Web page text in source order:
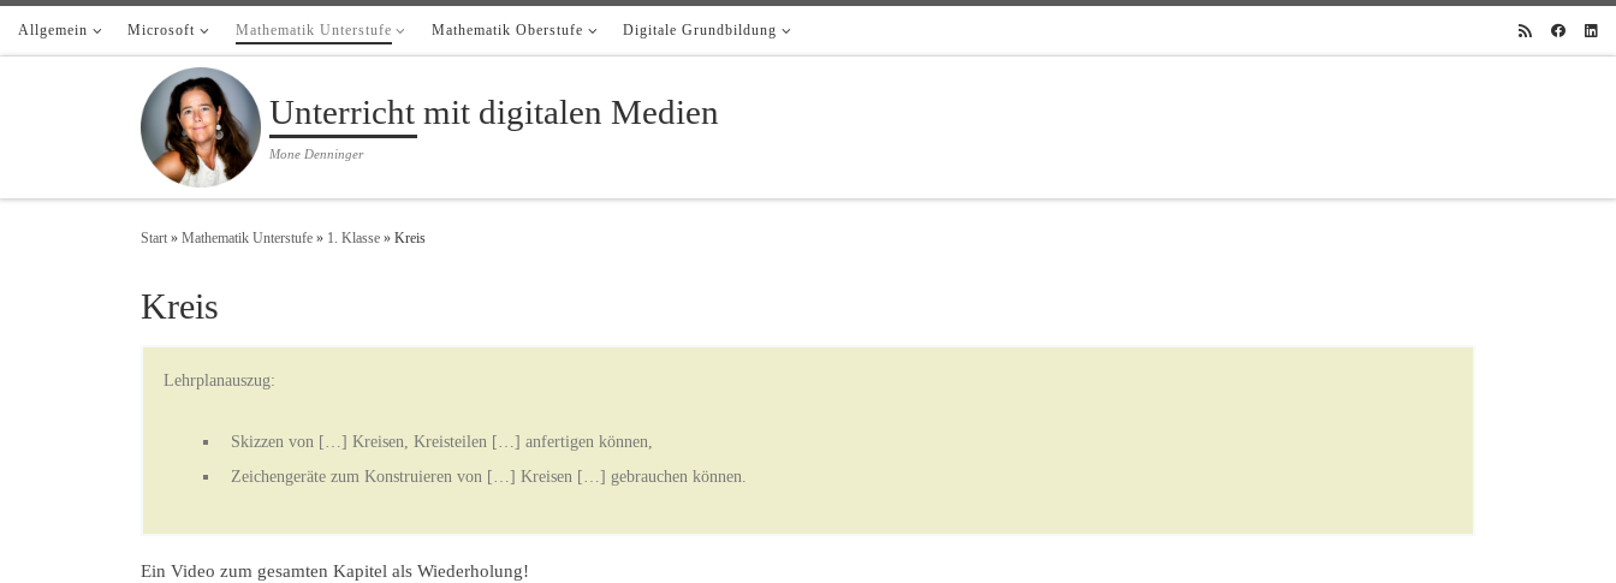
Zum Inhalt springen
Allgemein Microsoft Mathematik Unterstufe Mathematik Oberstufe Digitale Grundbildung
Unterricht mit digitalen Medien
Mone Denninger
Start » Mathematik Unterstufe » 1. Klasse » Kreis
Kreis
Lehrplanauszug:
Skizzen von […] Kreisen, Kreisteilen […] anfertigen können,
Zeichengeräte zum Konstruieren von […] Kreisen […] gebrauchen können.
Ein Video zum gesamten Kapitel als Wiederholung!